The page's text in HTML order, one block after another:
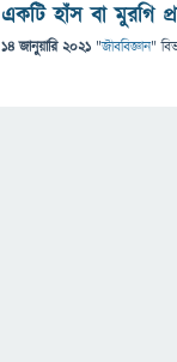
একটি হাঁস বা মুরগি
14 জানুয়ারি 2021 "জীববিজ্ঞান"